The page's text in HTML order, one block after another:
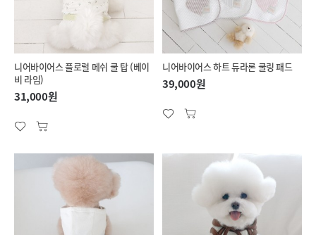
니어바이어스 플로럴 메쉬 쿨 탑 (베이
비 라임)
31,000원
니어바이어스 하트 듀라론 쿨링 패드
39,000원